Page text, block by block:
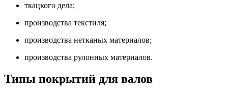
ткацкого дела;
производства текстиля;
производства нетканых материалов;
производства рулонных материалов.
Типы покрытий для валов